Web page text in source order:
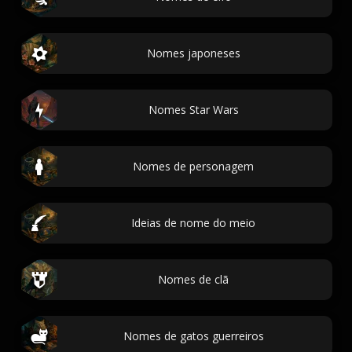
Nomes japoneses
Nomes Star Wars
Nomes de personagem
Ideias de nome do meio
Nomes de clã
Nomes de gatos guerreiros